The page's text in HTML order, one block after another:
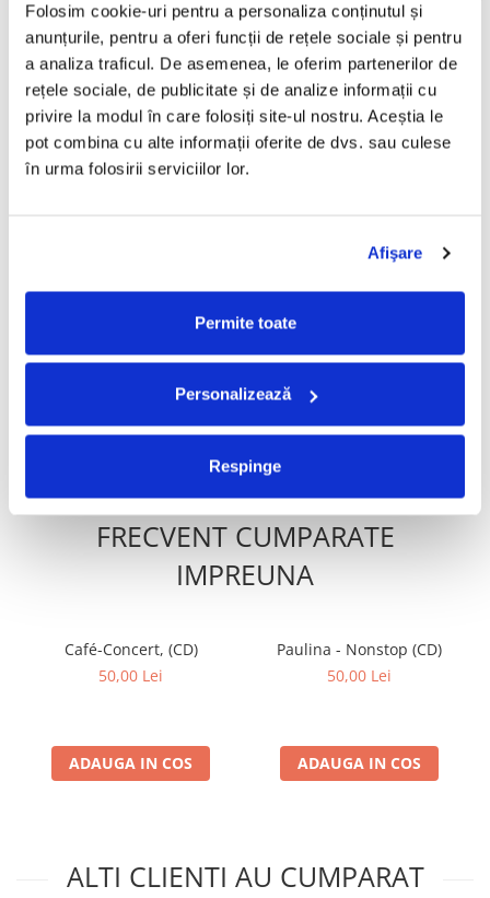
Folosim cookie-uri pentru a personaliza conținutul și
anunțurile, pentru a oferi funcții de rețele sociale și pentru
a analiza traficul. De asemenea, le oferim partenerilor de
rețele sociale, de publicitate și de analize informații cu
privire la modul în care folosiți site-ul nostru. Aceștia le
pot combina cu alte informații oferite de dvs. sau culese
în urma folosirii serviciilor lor.
Afişare
Permite toate
Personalizează
Respinge
Stare Disc:
Near Mint (NM or M-)
Stare Coperta:Near Mint (NM or M-)
Informatii conformitate produs
High School Musical 2, (CD)
49,99 Lei
ADAUGA IN COS
(Original Motion Picture
Soundtrack) (CD)
39,99 Lei
ADAUGA IN COS
FRECVENT CUMPARATE
IMPREUNA
Café-Concert, (CD)
50,00 Lei
ADAUGA IN COS
Paulina - Nonstop (CD)
50,00 Lei
ADAUGA IN COS
ALTI CLIENTI AU CUMPARAT